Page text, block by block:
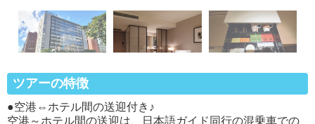
ツアーの特徴
●空港⇔ホテル間の送迎付き♪
空港～ホテル間の送迎は、日本語ガイド同行の混乗車での